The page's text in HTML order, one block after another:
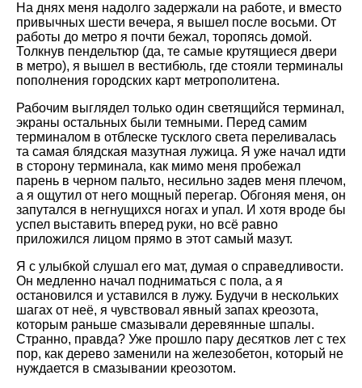
На днях меня надолго задержали на работе, и вместо
привычных шести вечера, я вышел после восьми. От
работы до метро я почти бежал, торопясь домой.
Толкнув пендельтюр (да, те самые крутящиеся двери
в метро), я вышел в вестибюль, где стояли терминалы
пополнения городских карт метрополитена.
Рабочим выглядел только один светящийся терминал,
экраны остальных были темными. Перед самим
терминалом в отблеске тусклого света переливалась
та самая блядская мазутная лужица. Я уже начал идти
в сторону терминала, как мимо меня пробежал
парень в черном пальто, несильно задев меня плечом,
а я ощутил от него мощный перегар. Обгоняя меня, он
запутался в негнущихся ногах и упал. И хотя вроде бы
успел выставить вперед руки, но всё равно
приложился лицом прямо в этот самый мазут.
Я с улыбкой слушал его мат, думая о справедливости.
Он медленно начал подниматься с пола, а я
остановился и уставился в лужу. Будучи в нескольких
шагах от неё, я чувствовал явный запах креозота,
которым раньше смазывали деревянные шпалы.
Странно, правда? Уже прошло пару десятков лет с тех
пор, как дерево заменили на железобетон, который не
нуждается в смазывании креозотом.